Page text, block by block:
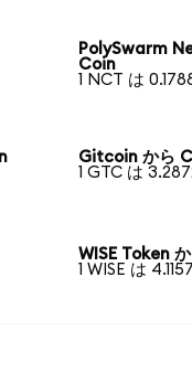
PolySwarm
Coin
1 NCT は
Gitcoin から
1 GTC は
WISE Token
1 WISE は